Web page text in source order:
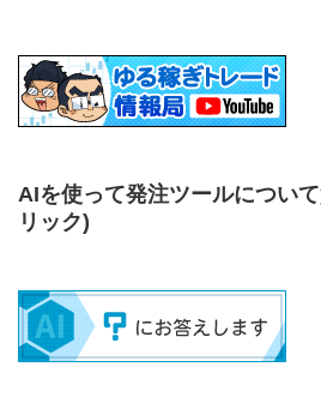
AIを使って発注ツールについて
リック)